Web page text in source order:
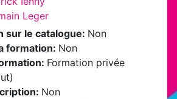
Leger
sur le catalogue: Non
formation: Non
: Formation privée
: Non